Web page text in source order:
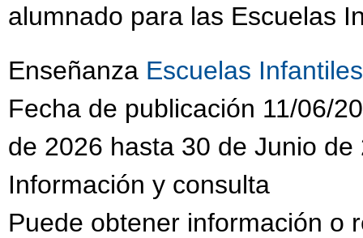
alumnado para las Escuelas
Enseñanza Escuelas Infantiles
Fecha de publicación 11/06/
de 2026 hasta 30 de Junio
Información y consulta
Puede obtener información o